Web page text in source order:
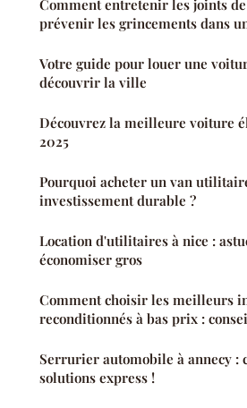
Comment entretenir les joints
prévenir les grincements dans
Votre guide pour louer une
découvrir la ville
Découvrez la meilleure voiture
2025
Pourquoi acheter un van
investissement durable ?
Location d'utilitaires à nice :
économiser gros
Comment choisir les meilleurs
reconditionnés à bas prix :
Serrurier automobile à annecy :
solutions express !